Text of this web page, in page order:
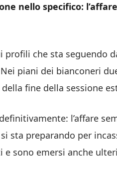
nello specifico:
profili che sta seguendo
piani dei bianconeri
fine della sessione
l’affare
sta preparando per
sono emersi anche